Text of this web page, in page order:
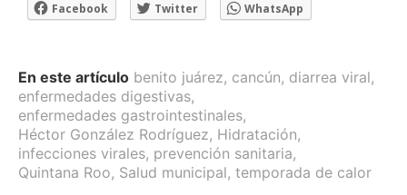
Facebook Twitter WhatsApp
En este artículo benito juárez, cancún, diarrea viral,
enfermedades digestivas,
enfermedades gastrointestinales,
Héctor González Rodríguez, Hidratación,
infecciones virales, prevención sanitaria,
Quintana Roo, Salud municipal, temporada de calor